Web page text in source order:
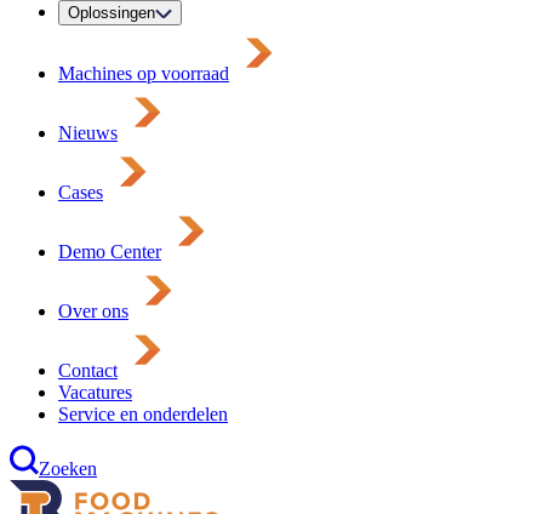
Oplossingen
Machines op voorraad
Nieuws
Cases
Demo Center
Over ons
Contact
Vacatures
Service en onderdelen
Zoeken